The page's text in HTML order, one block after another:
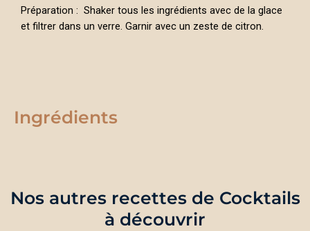
Ingrédients
Préparation : Shaker tous les ingrédients avec de la glace
et filtrer dans un verre. Garnir avec un zeste de citron.
Nos autres recettes de Cocktails
à découvrir